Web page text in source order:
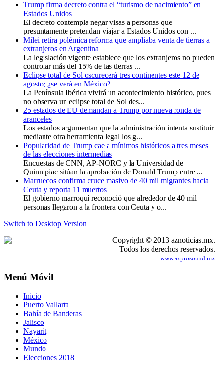
Trump firma decreto contra el “turismo de nacimiento” en
Estados Unidos
El decreto contempla negar visas a personas que
presuntamente pretendan viajar a Estados Unidos con ...
Milei retira polémica reforma que ampliaba venta de tierras a
extranjeros en Argentina
La legislación vigente establece que los extranjeros no pueden
controlar más del 15% de las tierras ...
Eclipse total de Sol oscurecerá tres continentes este 12 de
agosto; ¿se verá en México?
La Península Ibérica vivirá un acontecimiento histórico, pues
no observa un eclipse total de Sol des...
25 estados de EU demandan a Trump por nueva ronda de
aranceles
Los estados argumentan que la administración intenta sustituir
mediante otra herramienta legal los g...
Popularidad de Trump cae a mínimos históricos a tres meses
de las elecciones intermedias
Encuestas de CNN, AP-NORC y la Universidad de
Quinnipiac sitúan la aprobación de Donald Trump entre ...
Marruecos confirma cruce masivo de 40 mil migrantes hacia
Ceuta y reporta 11 muertos
El gobierno marroquí reconoció que alrededor de 40 mil
personas llegaron a la frontera con Ceuta y o...
Switch to Desktop Version
Copyright © 2013 aznoticias.mx.
Todos los derechos reservados.
www.azprosound.mx
Menú Móvil
Inicio
Puerto Vallarta
Bahía de Banderas
Jalisco
Nayarit
México
Mundo
Elecciones 2018